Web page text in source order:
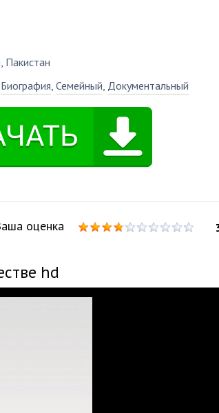
Пакистан
Биография, Семейный, Документальный
оценка
hd